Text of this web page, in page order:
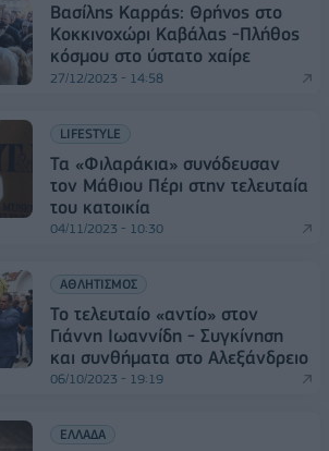
Βασίλης Καρράς: Θρήνος στο
Κοκκινοχώρι Καβάλας -Πλήθος
κόσμου στο ύστατο χαίρε
27/12/2023 - 14:58
LIFESTYLE
Τα «Φιλαράκια» συνόδευσαν
τον Μάθιου Πέρι στην τελευταία
του κατοικία
04/11/2023 - 10:30
ΑΘΛΗΤΙΣΜΟΣ
Το τελευταίο «αντίο» στον
Γιάννη Ιωαννίδη - Συγκίνηση
και συνθήματα στο Αλεξάνδρειο
06/10/2023 - 19:19
ΕΛΛΑΔΑ